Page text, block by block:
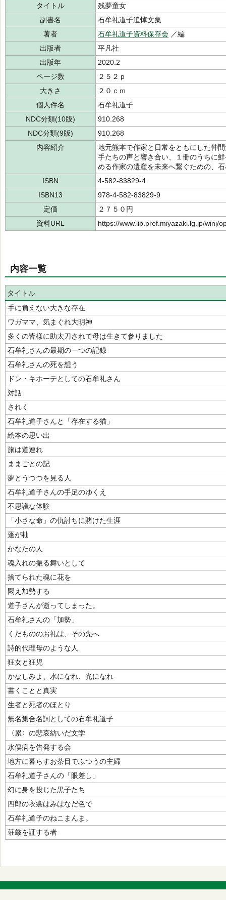
タイトル
残夢童女
副書名
石牟礼道子追悼文集
著者
石牟礼道子資料保存会 ／編
出版者
平凡社
出版年
2020.2
ページ数
２５２ｐ
大きさ
２０ｃｍ
個人件名
石牟礼道子
NDC分類(10版)
910.268
NDC分類(9版)
910.268
内容紹介
地元熊本で作家と日常をともにした仲
手たちの声と響き合い、１冊のうちに
める作家の遺産を未来へ繋ぐための、
ISBN
4-582-83829-4
ISBN13
978-4-582-83829-9
定価
２７５０円
資料URL
https://www.lib.pref.miyazaki.lg.jp/winj/
内容一覧
タイトル
手に負えない大きな存在
ワガママ、気まぐれ大明神
多くの皆様に助太刀されて母は生きて参りました
石牟礼さんの最期の一つの記録
石牟礼さんの死を想う
ドン・キホーテとしての石牟礼さん
対話
されく
石牟礼道子さんと「存在する猫」
絵本の思い出
旅は道連れ
ままごとの記
夢とうつつを見る人
石牟礼道子さんの手足のゆくえ
不思議な体験
「小さな命」の仇討ちに賭けた生涯
蓬が杣
かなたの人
魂入れの振る舞いとして
捨てられた魂に花を
悶え加勢する
道子さんが逝ってしまった。
石牟礼さんの「加勢」
くだもののお礼は、その先へ
詩的代理母のような人
狂女と狂児
かなしみよ、水になれ、光になれ
書くことと真実
生者と死者のほとり
無名集合名詞としての石牟礼道子
〈累〉の悲哀紡いだ文学
水俣病を告発する会
地方に暮らすお茶目でふつうの主婦
石牟礼道子さんの「眼差し」
幻に身を投じた黒子たち
四郎の衣裳はみはなだ色で
石牟礼道子のねこまんま。
荘厳を証する者